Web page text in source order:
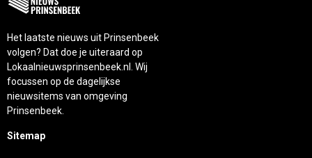
Het laatste nieuws uit Prinsenbeek
volgen? Dat doe je uiteraard op
Lokaalnieuwsprinsenbeek.nl. Wij
focussen op de dagelijkse
nieuwsitems van omgeving
Prinsenbeek.
Sitemap